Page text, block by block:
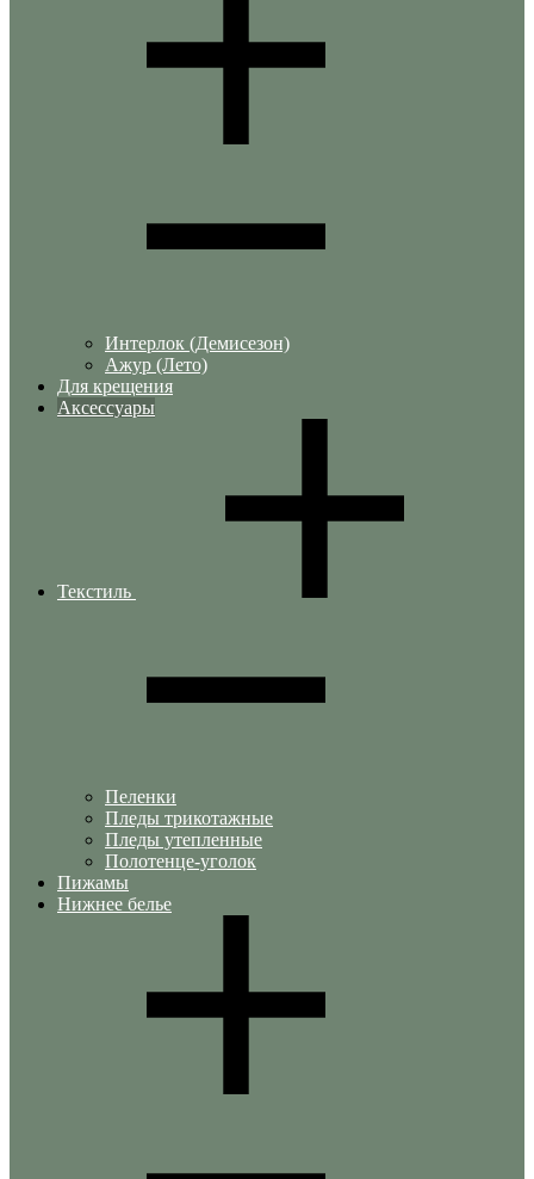
Интерлок (Демисезон)
Ажур (Лето)
Для крещения
Аксессуары
Текстиль
Пеленки
Пледы трикотажные
Пледы утепленные
Полотенце-уголок
Пижамы
Нижнее белье